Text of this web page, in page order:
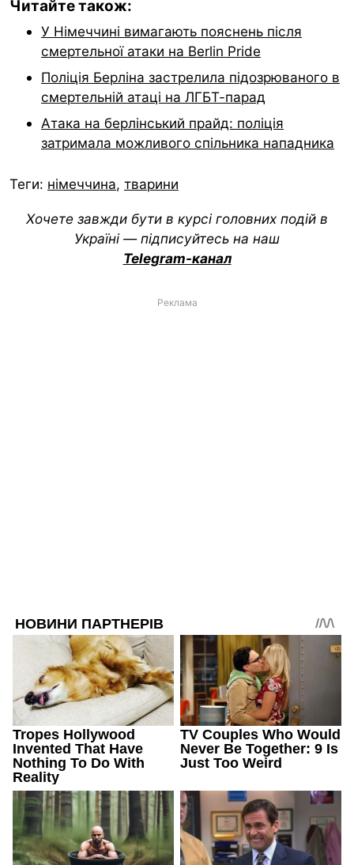
Читайте також:
У Німеччині вимагають пояснень після
смертельної атаки на Berlin Pride
Поліція Берліна застрелила підозрюваного в
смертельній атаці на ЛГБТ-парад
Атака на берлінський прайд: поліція
затримала можливого спільника нападника
Теги: німеччина, тварини
Хочете завжди бути в курсі головних подій в
Україні — підписуйтесь на наш
Telegram-канал
Реклама